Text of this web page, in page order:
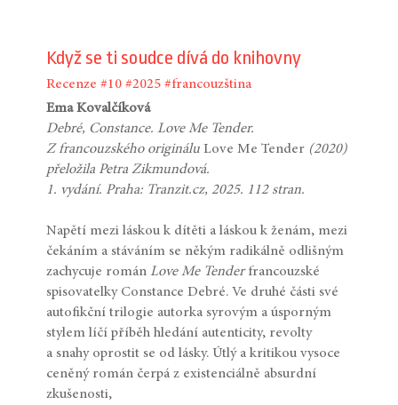
Když se ti soudce dívá do knihovny
Recenze #10 #2025 #francouzština
Ema Kovalčíková
Debré, Constance. Love Me Tender.
Z francouzského origináluLove Me Tender (2020)
přeložila Petra Zikmundová.
1. vydání. Praha: Tranzit.cz, 2025. 112 stran.
Napětí mezi láskou k dítěti a láskou k ženám, mezi
čekáním a stáváním se někým radikálně odlišným
zachycuje románLove Me Tenderfrancouzské
spisovatelky Constance Debré. Ve druhé části své
autofikční trilogie autorka syrovým a úsporným
stylem líčí příběh hledání autenticity, revolty
a snahy oprostit se od lásky. Útlý a kritikou vysoce
ceněný román čerpá z existenciálně absurdní
zkušenosti,